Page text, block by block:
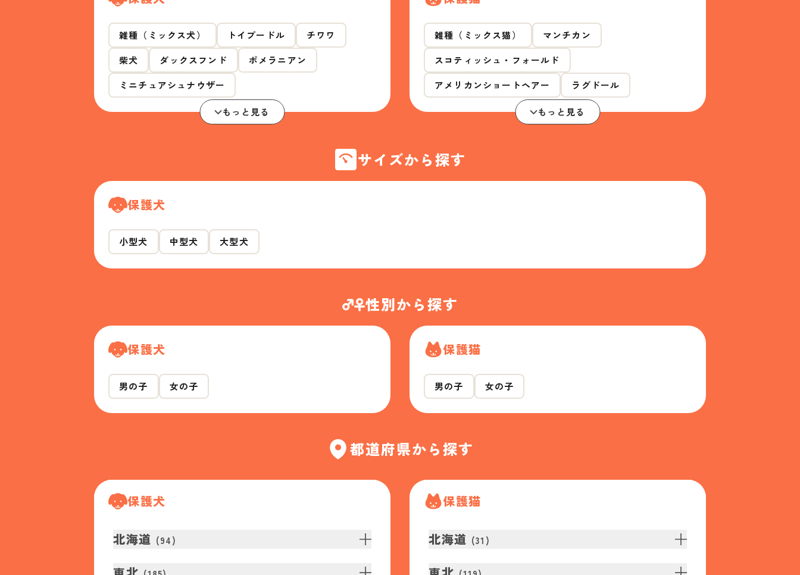
雑種（ミックス犬） トイプードル
チワワ
柴犬
ダックスフンド
ポメラニアン
ミニチュアシュナウザー
もっと見る
雑種（ミックス猫）
マンチカン
スコティッシュ・フォールド
アメリカンショートヘアー
ラグドール
もっと見る
サイズから探す
保護犬
小型犬 中型犬 大型犬
性別から探す
保護犬
男の子 女の子
保護猫
男の子 女の子
都道府県から探す
保護犬
北海道 (94)
保護猫
北海道 (31 )